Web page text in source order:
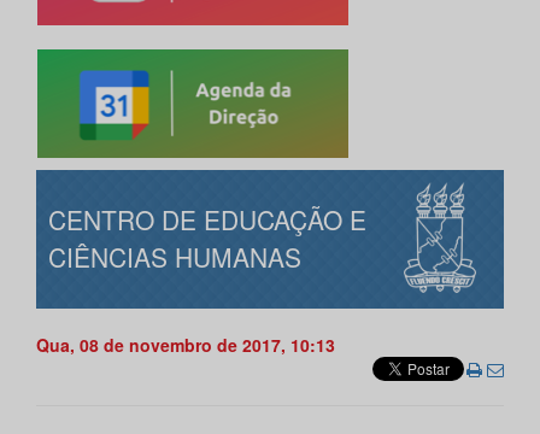
CENTRO DE EDUCAÇÃO E
CIÊNCIAS HUMANAS
Qua, 08 de novembro de 2017, 10:13